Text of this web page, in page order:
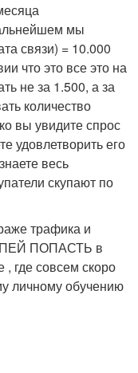
мы
связи) = 10.000
что это все это на
не за 1.500, а за
количество
вы увидите спрос
удовлетворить его
весь
скупают по
трафика и
ПОПАСТЬ в
где совсем скоро
личному обучению